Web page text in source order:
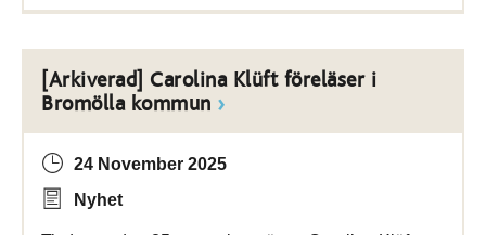
[Arkiverad] Carolina Klüft föreläser i
Bromölla kommun
24 November 2025
Nyhet